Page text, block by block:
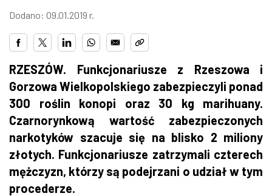
Dodano: 09.01.2019 r.
RZESZÓW. Funkcjonariusze z Rzeszowa i
Gorzowa Wielkopolskiego zabezpieczyli ponad
300 roślin konopi oraz 30 kg marihuany.
Czarnorynkową wartość zabezpieczonych
narkotyków szacuje się na blisko 2 miliony
złotych. Funkcjonariusze zatrzymali czterech
mężczyzn, którzy są podejrzani o udział w tym
procederze.